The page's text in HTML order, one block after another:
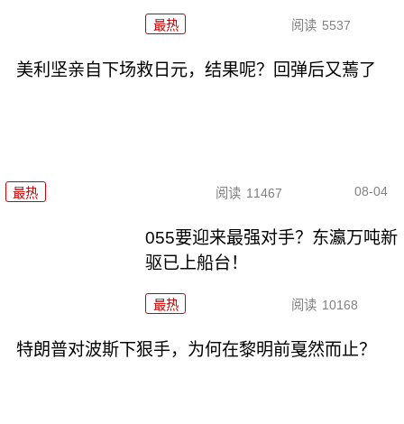
最热 阅读 5537
美利坚亲自下场救日元，结果呢？回弹后又蔫了
最热 阅读 11467 08-04
055要迎来最强对手？东瀛万吨新
驱已上船台！
最热 阅读 10168
特朗普对波斯下狠手，为何在黎明前戛然而止？